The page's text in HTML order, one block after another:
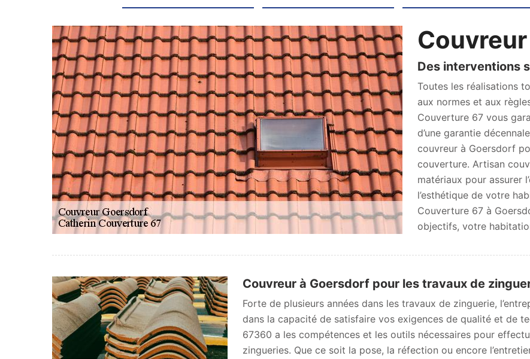
Des interventions
Toutes les réalisations
aux normes et aux
Couverture 67 vous
d’une garantie
couvreur à Goersdorf
couverture. Artisan
matériaux pour assurer
l’esthétique de votre
Couverture 67 à
objectifs, votre
Couvreur à Goersdorf pour les travaux de
Forte de plusieurs années dans les travaux de zinguerie,
dans la capacité de satisfaire vos exigences de qualité et de
67360 a les compétences et les outils nécessaires pour
zingueries. Que ce soit la pose, la réfection ou encore